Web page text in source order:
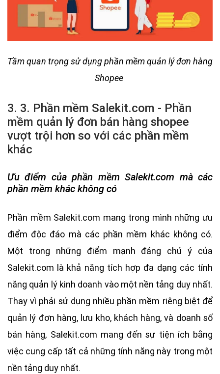
Tầm quan trọng sử dụng phần mềm quản lý đơn hàng
Shopee
3. 3. Phần mềm Salekit.com - Phần
mềm quản lý đơn bán hàng shopee
vượt trội hơn so với các phần mềm
khác
Ưu điểm của phần mềm Salekit.com mà các
phần mềm khác không có
Phần mềm Salekit.com mang trong mình những ưu
điểm độc đáo mà các phần mềm khác không có.
Một trong những điểm mạnh đáng chú ý của
Salekit.com là khả năng tích hợp đa dạng các tính
năng quản lý kinh doanh vào một nền tảng duy nhất.
Thay vì phải sử dụng nhiều phần mềm riêng biệt để
quản lý đơn hàng, lưu kho, khách hàng, và doanh số
bán hàng, Salekit.com mang đến sự tiện ích bằng
việc cung cấp tất cả những tính năng này trong một
nền tảng duy nhất.